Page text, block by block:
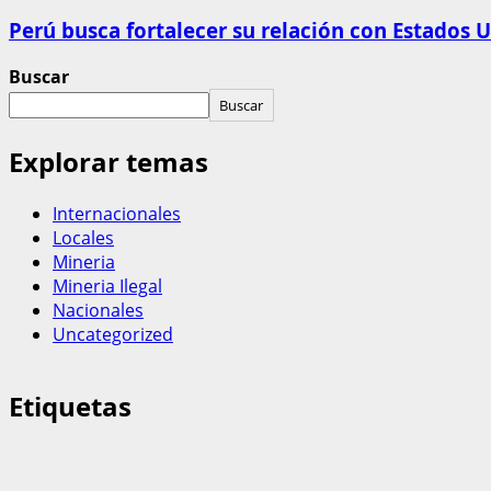
Perú busca fortalecer su relación con Estados
Buscar
Buscar
Explorar temas
Internacionales
Locales
Mineria
Mineria Ilegal
Nacionales
Uncategorized
Etiquetas